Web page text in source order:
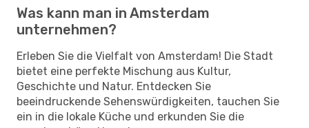
Was kann man in Amsterdam
unternehmen?
Erleben Sie die Vielfalt von Amsterdam! Die Stadt
bietet eine perfekte Mischung aus Kultur,
Geschichte und Natur. Entdecken Sie
beeindruckende Sehenswürdigkeiten, tauchen Sie
ein in die lokale Küche und erkunden Sie die